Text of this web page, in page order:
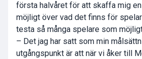
första halvåret för att skaffa mig
möjligt över vad det finns för
testa så många spelare som
– Det jag har satt som min
utgångspunkt är att när vi åker till